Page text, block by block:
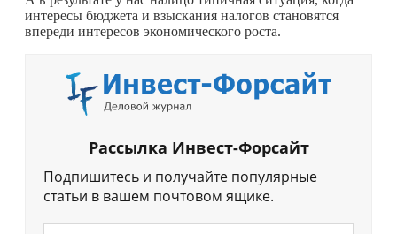
интересы бюджета и взыскания налогов становятся
впереди интересов экономического роста.
Рассылка Инвест-Форсайт
Подпишитесь и получайте популярные
статьи в вашем почтовом ящике.